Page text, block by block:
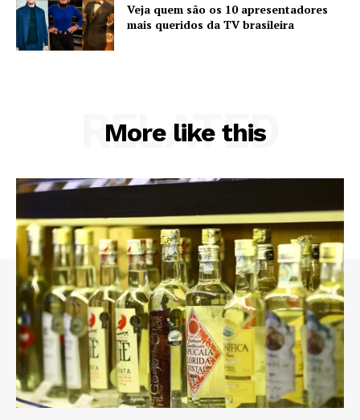
Veja quem são os 10 apresentadores
mais queridos da TV brasileira
More like this
RELATED